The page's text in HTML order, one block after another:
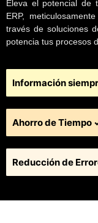
Información
Ahorro de Tiempo
Reducción de
Eleva el potencial de
ERP,
través de soluciones
potencia tus procesos